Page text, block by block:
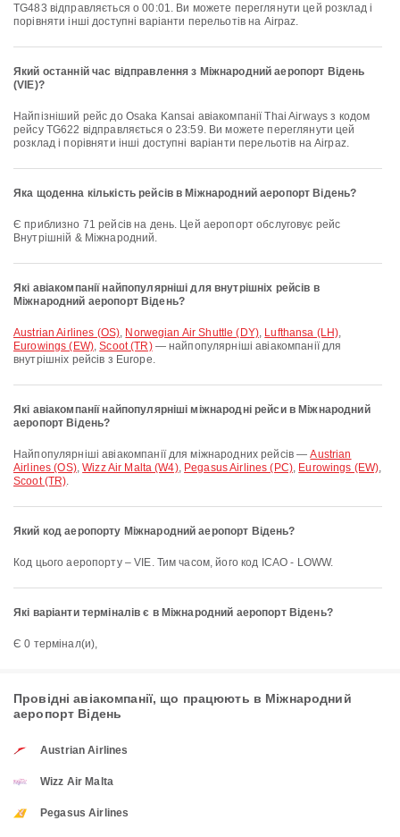
TG483 відправляється о 00:01. Ви можете переглянути цей розклад і
порівняти інші доступні варіанти перельотів на Airpaz.
Який останній час відправлення з Міжнародний аеропорт Відень
(VIE)?
Найпізніший рейс до Osaka Kansai авіакомпанії Thai Airways з кодом
рейсу TG622 відправляється о 23:59. Ви можете переглянути цей
розклад і порівняти інші доступні варіанти перельотів на Airpaz.
Яка щоденна кількість рейсів в Міжнародний аеропорт Відень?
Є приблизно 71 рейсів на день. Цей аеропорт обслуговує рейс
Внутрішній & Міжнародний.
Які авіакомпанії найпопулярніші для внутрішніх рейсів в
Міжнародний аеропорт Відень?
Austrian Airlines (OS), Norwegian Air Shuttle (DY), Lufthansa (LH),
Eurowings (EW),Scoot (TR)— найпопулярніші авіакомпанії для
внутрішніх рейсів з Europe.
Які авіакомпанії найпопулярніші міжнародні рейси в Міжнародний
аеропорт Відень?
Найпопулярніші авіакомпанії для міжнародних рейсів —Austrian
Airlines (OS),Wizz Air Malta (W4), Pegasus Airlines (PC), Eurowings (EW),
Scoot (TR).
Який код аеропорту Міжнародний аеропорт Відень?
Код цього аеропорту – VIE. Тим часом, його код ICAO - LOWW.
Які варіанти терміналів є в Міжнародний аеропорт Відень?
Є 0 термінал(и),
Провідні авіакомпанії, що працюють в Міжнародний
аеропорт Відень
Austrian Airlines
Wizz Air Malta
Pegasus Airlines